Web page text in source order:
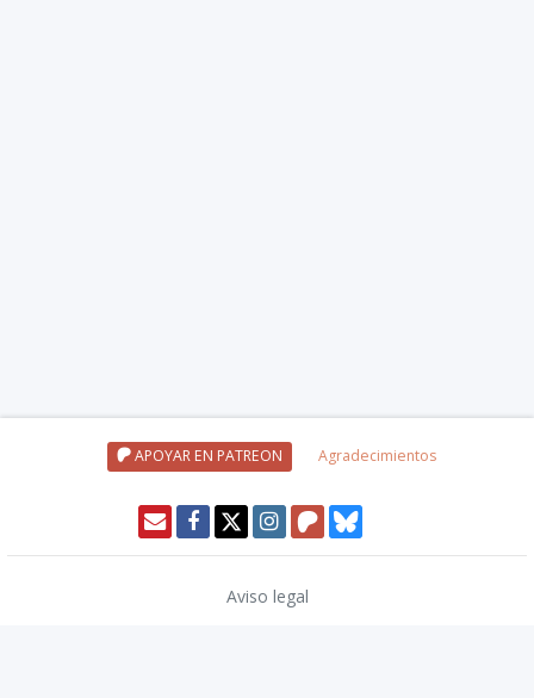
APOYAR EN PATREON Agradecimientos
Aviso legal